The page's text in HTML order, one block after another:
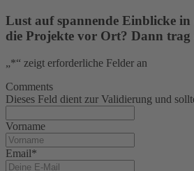
Lust auf spannende Einblicke
die Projekte vor Ort? Dann trag
„*“ zeigt erforderliche Felder an
Comments
Dieses Feld dient zur Validierung und
Vorname
Email*